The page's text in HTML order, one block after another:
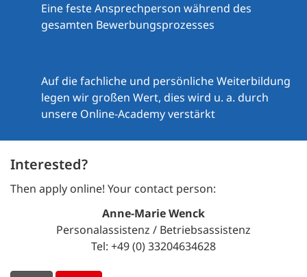
Eine feste Ansprechperson während des
gesamten Bewerbungsprozesses
Auf die fachliche und persönliche Weiterbildung
legen wir großen Wert, dies wird u. a. durch
unsere Online-Academy verstärkt
Interested?
Then apply online! Your contact person:
Anne-Marie Wenck
Personalassistenz / Betriebsassistenz
Tel: +49 (0) 33204634628